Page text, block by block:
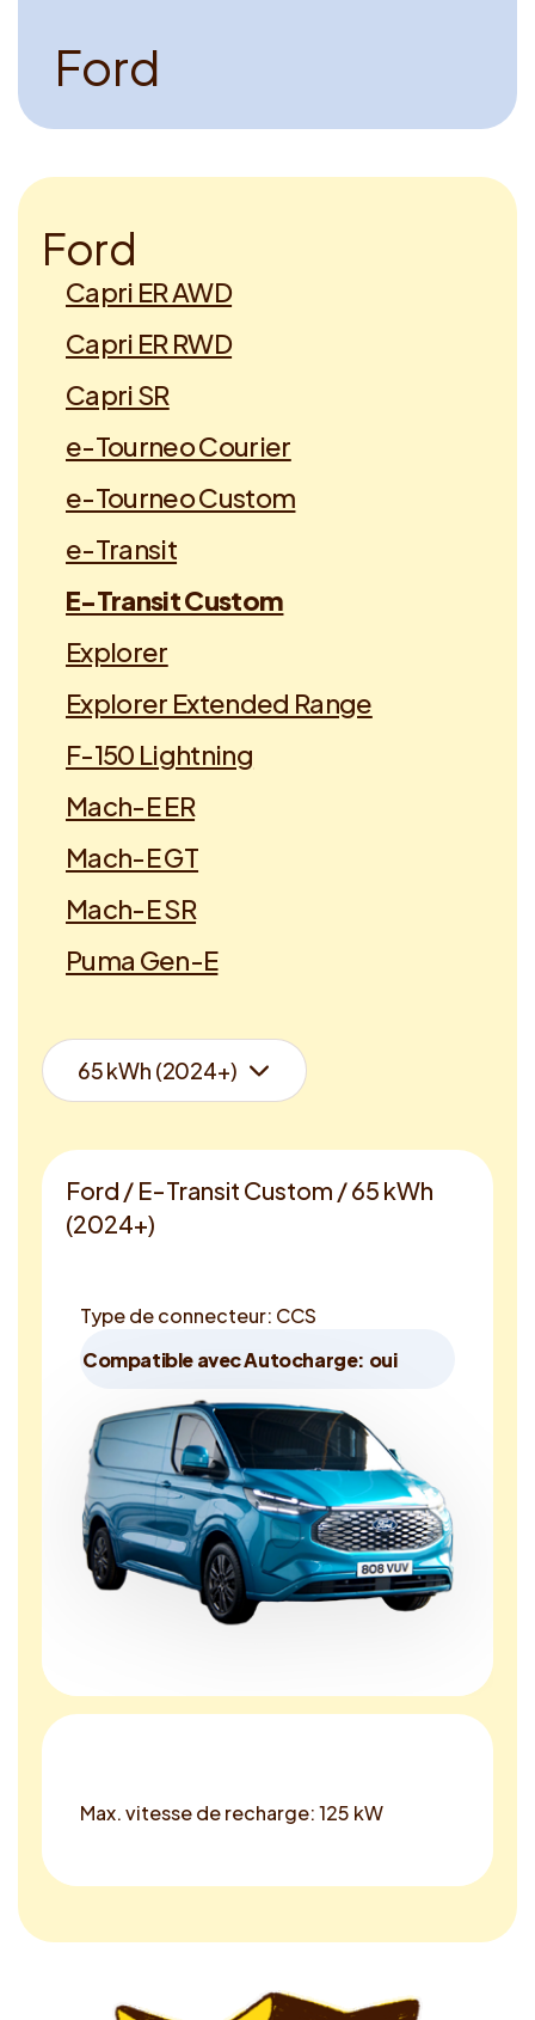
Ford
Ford
Capri ER AWD
Capri ER RWD
Capri SR
e-Tourneo Courier
e-Tourneo Custom
e-Transit
E-Transit Custom
Explorer
Explorer Extended Range
F-150 Lightning
Mach-E ER
Mach-E GT
Mach-E SR
Puma Gen-E
Ford / E-Transit Custom / 65 kWh
(2024+)
Type de connecteur: CCS
Compatible avec Autocharge: oui
Max. vitesse de recharge: 125 kW